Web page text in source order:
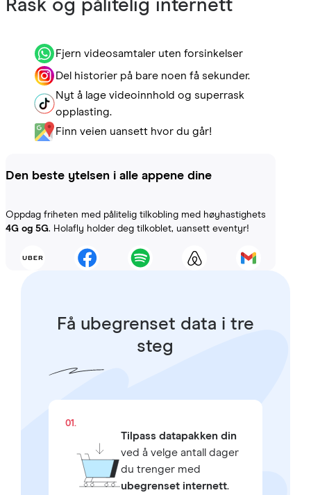
Rask og pålitelig internett
Fjern videosamtaler uten forsinkelser
Del historier på bare noen få sekunder.
Nyt å lage videoinnhold og superrask
opplasting.
Finn veien uansett hvor du går!
Den beste ytelsen i alle appene dine
Oppdag friheten med pålitelig tilkobling med høyhastighets
4G og 5G. Holafly holder deg tilkoblet, uansett eventyr!
Få ubegrenset data i tre
steg
01.
Tilpass datapakken din
ved å velge antall dager
du trenger med
ubegrenset internett.